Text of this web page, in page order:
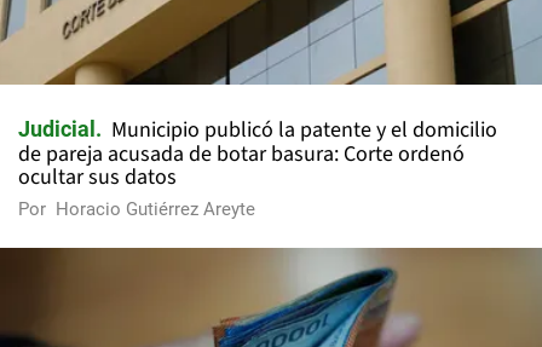
Judicial
Municipio publicó la patente y el domicilio
de pareja acusada de botar basura: Corte ordenó
ocultar sus datos
Por Horacio Gutiérrez Areyte